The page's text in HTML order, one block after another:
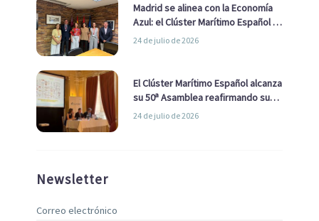
Madrid se alinea con la Economía
Azul: el Clúster Marítimo Español y
la Real Liga Naval avanzan alianzas
24 de julio de 2026
El Clúster Marítimo Español alcanza
su 50ª Asamblea reafirmando su
liderazgo en la Economía Azul
24 de julio de 2026
Newsletter
Correo electrónico